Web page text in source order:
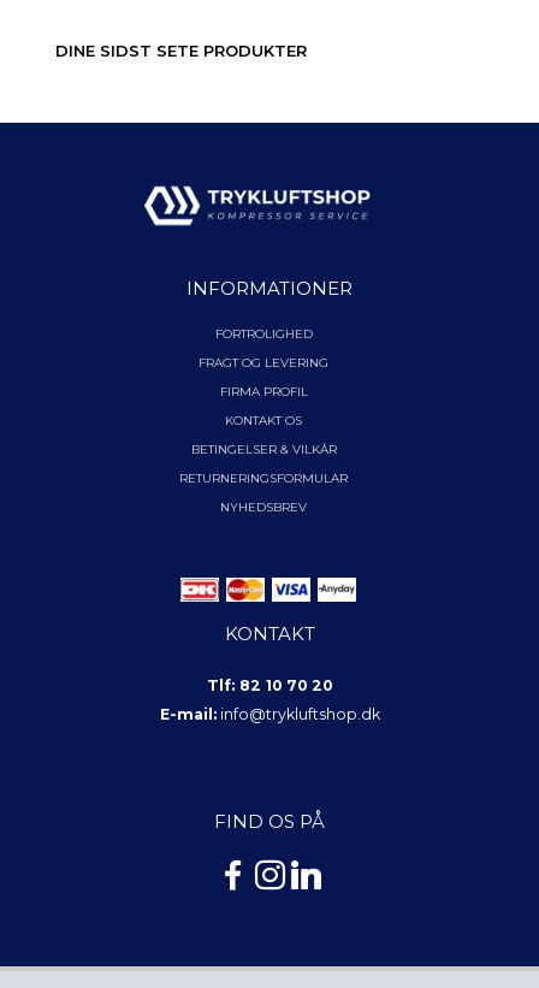
DINE SIDST SETE PRODUKTER
INFORMATIONER
FORTROLIGHED
FRAGT OG LEVERING
FIRMA PROFIL
KONTAKT OS
BETINGELSER & VILKÅR
RETURNERINGSFORMULAR
NYHEDSBREV
KONTAKT
Tlf: 82 10 70 20
E-mail: info@trykluftshop.dk
FIND OS PÅ